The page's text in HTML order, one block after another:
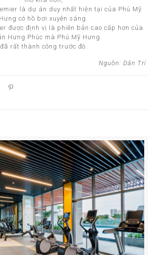
là dự án duy nhất hiện tại của Phú Mỹ
Hưng có hồ bơi xuyên sáng.
được định vị là phiên bản cao cấp hơn của
Hưng Phúc mà Phú Mỹ Hưng
đã rất thành công trước đó.
Nguồn: Dân Trí